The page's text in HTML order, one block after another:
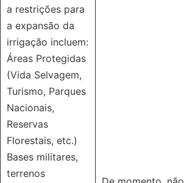
a restrições para
a expansão da
irrigação incluem:
Áreas Protegidas
(Vida Selvagem,
Turismo, Parques
Nacionais,
Reservas
Florestais, etc.)
Bases militares,
terrenos